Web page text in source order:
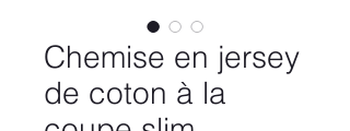
Chemise en jersey
de coton à la